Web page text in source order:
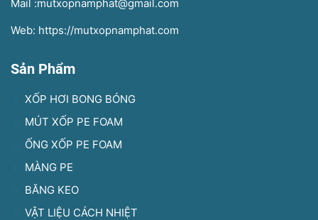
Mail :mutxopnamphat@gmail.com
Web: https://mutxopnamphat.com
Sản Phẩm
XỐP HƠI BONG BÓNG
MÚT XỐP PE FOAM
ỐNG XỐP PE FOAM
MÀNG PE
BĂNG KEO
VẬT LIỆU CÁCH NHIỆT